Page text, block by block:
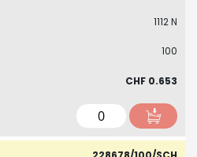
1112 N
100
CHF 0.653